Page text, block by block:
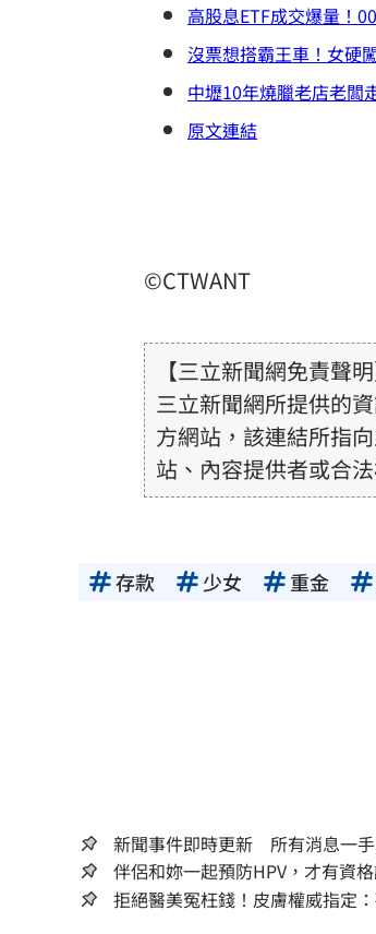
高股息ETF成交爆量！
沒票想搭霸王車！女硬
中壢10年燒臘老店老
原文連結
©CTWANT
【三立新聞網免責聲明
三立新聞網所提供的
方網站，該連結所指
站、內容提供者或合
或合法性。三立新聞
用者自負全責。
存款 少女 重金
新聞事件即時更新 所有消息一手
伴侶和妳一起預防HPV，才有資
拒絕醫美冤枉錢！皮膚權威指定